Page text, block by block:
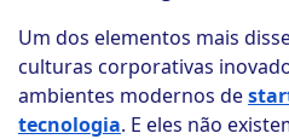
Um dos elementos mais
culturas corporativas
ambientes modernos de
tecnologia. E eles não